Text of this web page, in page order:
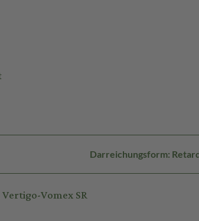
Darreichungsform:
Vomex SR